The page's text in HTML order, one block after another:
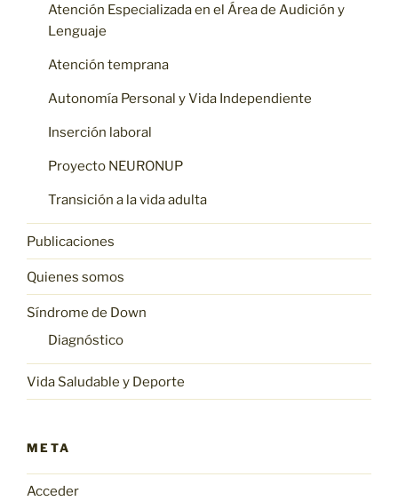
Atención Especializada en el Área de Audición y
Lenguaje
Atención temprana
Autonomía Personal y Vida Independiente
Inserción laboral
Proyecto NEURONUP
Transición a la vida adulta
Publicaciones
Quienes somos
Síndrome de Down
Diagnóstico
Vida Saludable y Deporte
META
Acceder